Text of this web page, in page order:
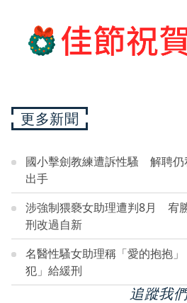
更多新聞
國小擊劍教練遭訴性騷 解聘仍
出手
涉強制猥褻女助理遭判8月 宥
刑改過自新
名醫性騷女助理稱「愛的抱抱
犯」給緩刑
追蹤我們